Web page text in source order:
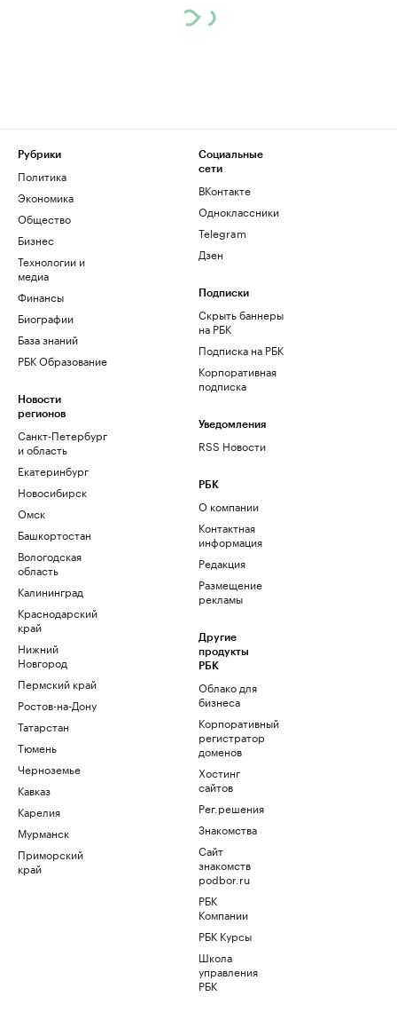
Рубрики
Политика
Экономика
Общество
Бизнес
Технологии и
медиа
Финансы
Биографии
База знаний
РБК Образование
Новости
регионов
Санкт-Петербург
и область
Екатеринбург
Новосибирск
Омск
Башкортостан
Вологодская
область
Калининград
Краснодарский
край
Нижний
Новгород
Пермский край
Ростов-на-Дону
Татарстан
Тюмень
Черноземье
Кавказ
Карелия
Мурманск
Приморский
край
Социальные
сети
ВКонтакте
Одноклассники
Telegram
Дзен
Подписки
Скрыть баннеры
на РБК
Подписка на РБК
Корпоративная
подписка
Уведомления
RSS Новости
РБК
О компании
Контактная
информация
Редакция
Размещение
рекламы
Другие
продукты
РБК
Облако для
бизнеса
Корпоративный
регистратор
доменов
Хостинг
сайтов
Рег.решения
Знакомства
Сайт
знакомств
podbor.ru
РБК
Компании
РБК Курсы
Школа
управления
РБК